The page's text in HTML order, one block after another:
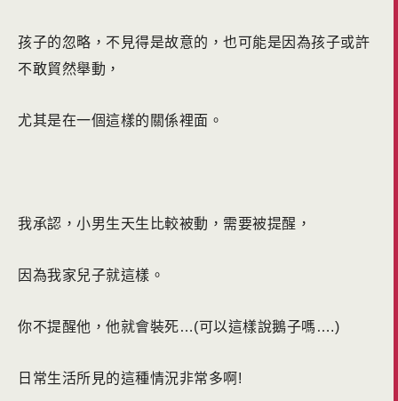
孩子的忽略，不見得是故意的，也可能是因為孩子或許
不敢貿然舉動，
尤其是在一個這樣的關係裡面。
我承認，小男生天生比較被動，需要被提醒，
因為我家兒子就這樣。
你不提醒他，他就會裝死…(可以這樣說鵝子嗎….)
日常生活所見的這種情況非常多啊!